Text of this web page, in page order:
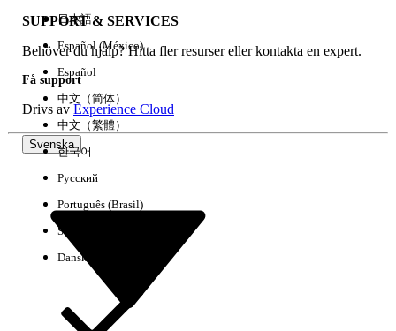
Rensa alla Klart
SUPPORT & SERVICES
Behöver du hjälp? Hitta fler resurser eller kontakta en expert.
Få support
Drivs avExperience Cloud
Svenska
日本語
Español (México)
Español
中文（简体）
中文（繁體）
한국어
Русский
Português (Brasil)
Suomi
Dansk